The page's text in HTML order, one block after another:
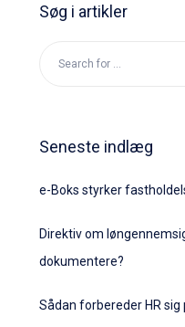
Søg i artikler
Seneste indlæg
e-Boks styrker
Direktiv om
dokumentere?
Sådan forbereder HR